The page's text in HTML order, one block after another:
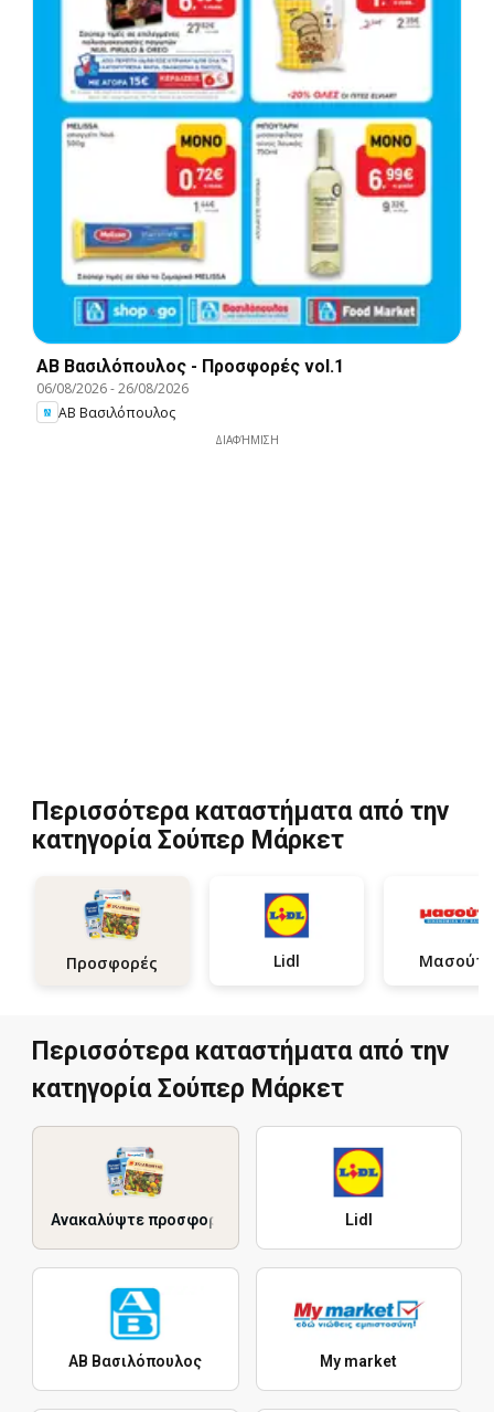
ΑΒ Βασιλόπουλος - Προσφορές vol.1
06/08/2026-26/08/2026
ΑΒ Βασιλόπουλος
ΔΙΑΦΉΜΙΣΗ
Περισσότερα καταστήματα από την
κατηγορία Σούπερ Μάρκετ
Προσφορές Lidl
Περισσότερα καταστήματα από την
κατηγορία Σούπερ Μάρκετ
Ανακαλύψτε προσφορές Lidl
ΑΒ Βασιλόπουλος My market